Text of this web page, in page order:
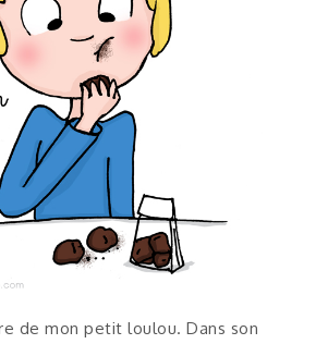
de mon petit loulou. Dans son